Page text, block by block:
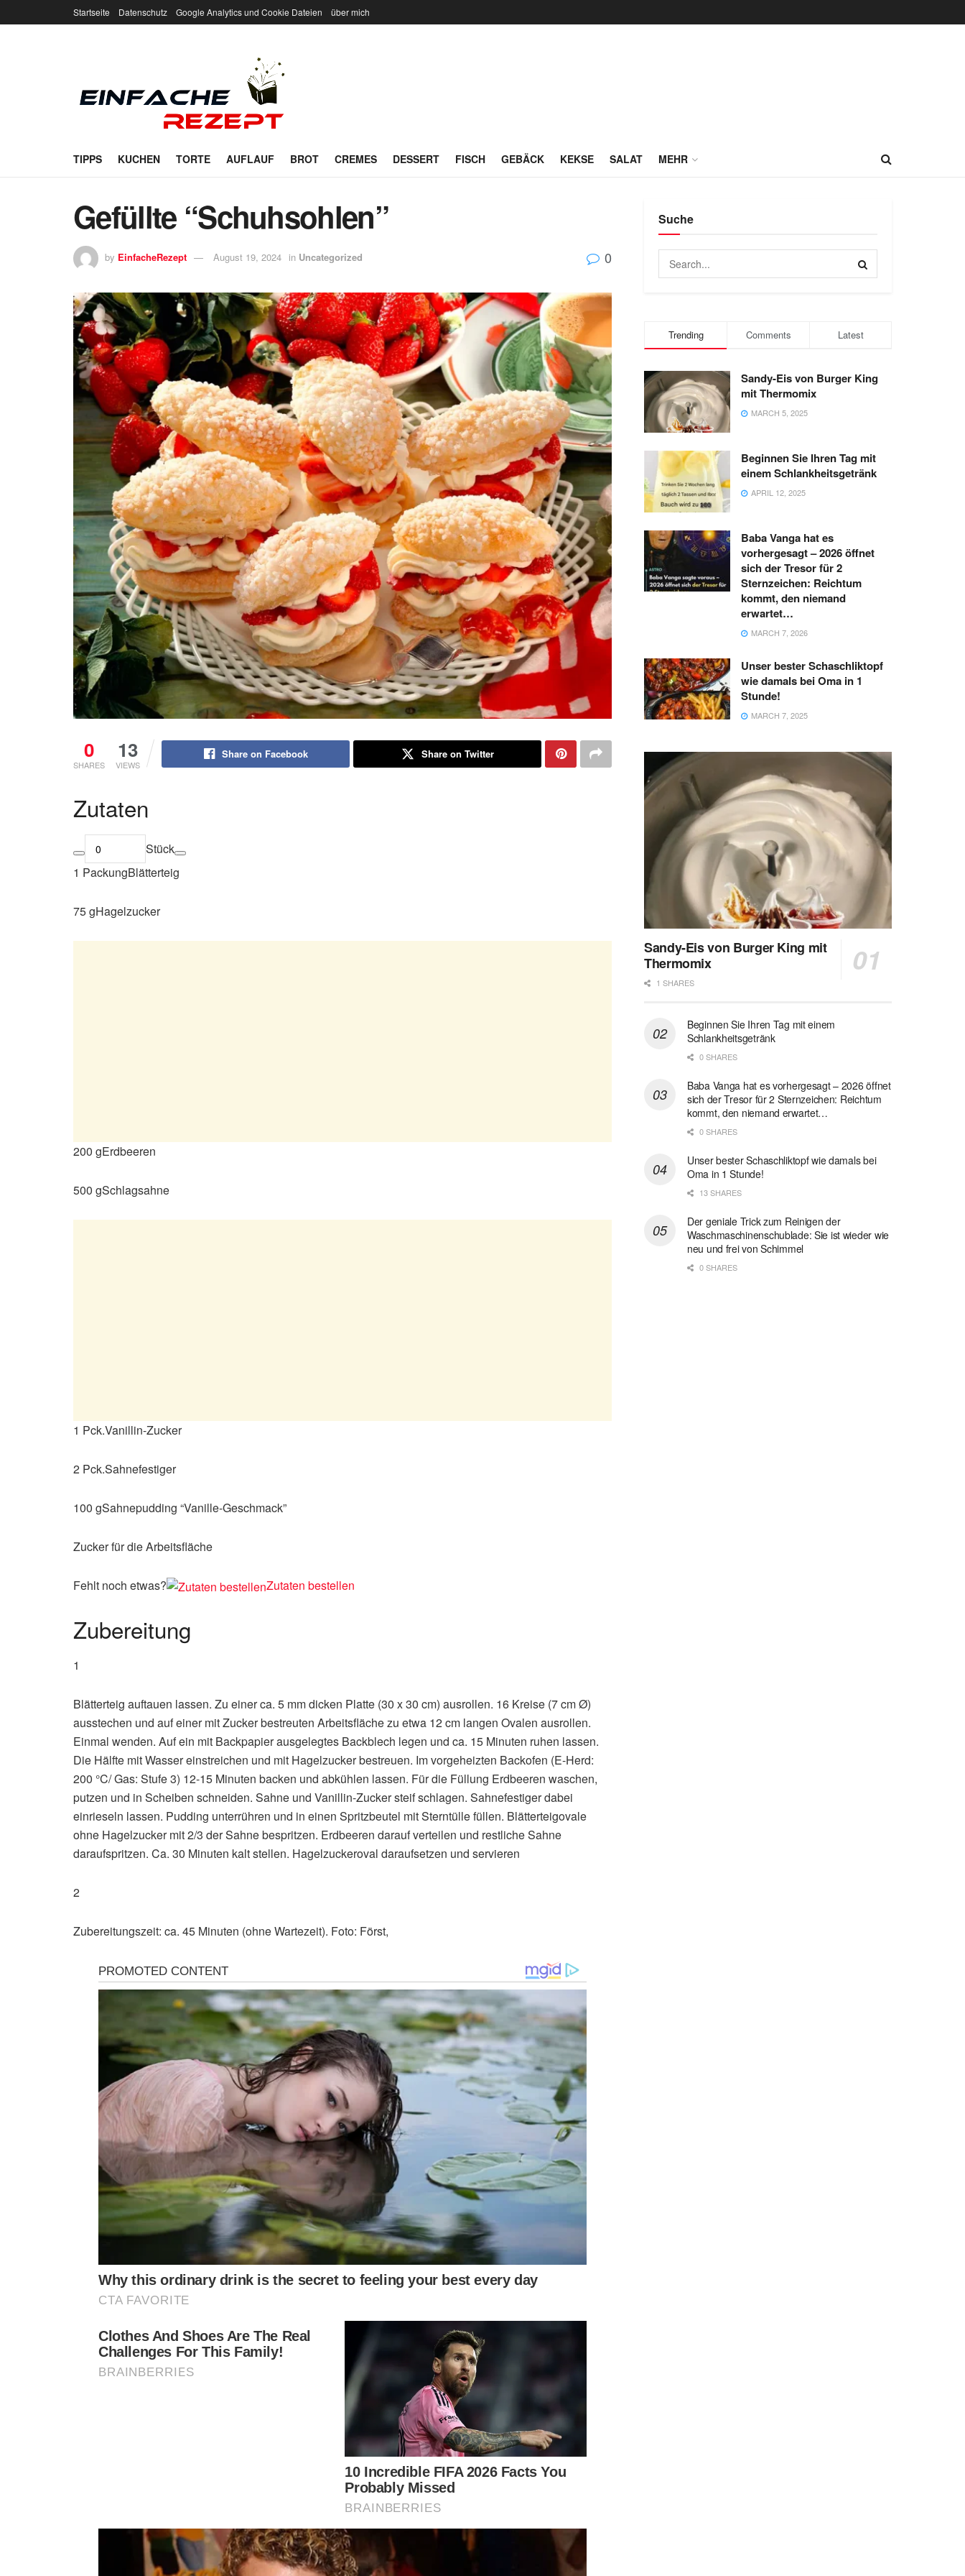
Startseite Datenschutz Google Analytics und Cookie Dateien über mich
TIPPS KUCHEN TORTE AUFLAUF BROT CREMES DESSERT FISCH GEBÄCK KEKSE SALAT MEHR
Gefüllte “Schuhsohlen”
by EinfacheRezept August 19, 2024 in Uncategorized 0
0
SHARES
13
VIEWS
Share on Facebook Share on Twitter
Zutaten
Stück
1 PackungBlätterteig
75 gHagelzucker
200 gErdbeeren
500 gSchlagsahne
1 Pck.Vanillin-Zucker
2 Pck.Sahnefestiger
100 gSahnepudding “Vanille-Geschmack”
Zucker für die Arbeitsfläche
Fehlt noch etwas? Zutaten bestellen
Zubereitung
1
Blätterteig auftauen lassen. Zu einer ca. 5 mm dicken Platte (30 x 30 cm) ausrollen. 16 Kreise (7 cm Ø)
ausstechen und auf einer mit Zucker bestreuten Arbeitsfläche zu etwa 12 cm langen Ovalen ausrollen.
Einmal wenden. Auf ein mit Backpapier ausgelegtes Backblech legen und ca. 15 Minuten ruhen lassen.
Die Hälfte mit Wasser einstreichen und mit Hagelzucker bestreuen. Im vorgeheizten Backofen (E-Herd:
200 °C/ Gas: Stufe 3) 12-15 Minuten backen und abkühlen lassen. Für die Füllung Erdbeeren waschen,
putzen und in Scheiben schneiden. Sahne und Vanillin-Zucker steif schlagen. Sahnefestiger dabei
einrieseln lassen. Pudding unterrühren und in einen Spritzbeutel mit Sterntülle füllen. Blätterteigovale
ohne Hagelzucker mit 2/3 der Sahne bespritzen. Erdbeeren darauf verteilen und restliche Sahne
daraufspritzen. Ca. 30 Minuten kalt stellen. Hagelzuckeroval daraufsetzen und servieren
2
Zubereitungszeit: ca. 45 Minuten (ohne Wartezeit). Foto: Först,
Suche
Trending Comments Latest
Sandy-Eis von Burger King
mit Thermomix
MARCH 5, 2025
Beginnen Sie Ihren Tag mit
einem Schlankheitsgetränk
APRIL 12, 2025
Baba Vanga hat es
vorhergesagt – 2026 öffnet
sich der Tresor für 2
Sternzeichen: Reichtum
kommt, den niemand
erwartet…
MARCH 7, 2026
Unser bester Schaschliktopf
wie damals bei Oma in 1
Stunde!
MARCH 7, 2025
Sandy-Eis von Burger King mit
Thermomix
1 SHARES
Beginnen Sie Ihren Tag mit einem
Schlankheitsgetränk
0 SHARES
Baba Vanga hat es vorhergesagt – 2026 öffnet
sich der Tresor für 2 Sternzeichen: Reichtum
kommt, den niemand erwartet…
0 SHARES
Unser bester Schaschliktopf wie damals bei
Oma in 1 Stunde!
13 SHARES
Der geniale Trick zum Reinigen der
Waschmaschinenschublade: Sie ist wieder wie
neu und frei von Schimmel
0 SHARES